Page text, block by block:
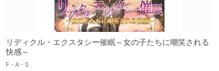
リディクル・エクスタシー催眠～女の子たちに嘲笑される
快感～
F・A・S